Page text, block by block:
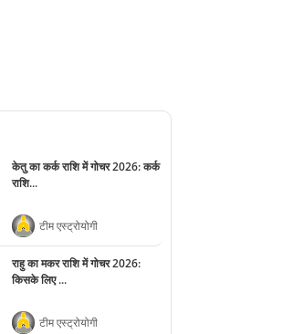
केतु का कर्क राशि में गोचर 2026: कर्क
राशि...
टीम एस्ट्रोयोगी
राहु का मकर राशि में गोचर 2026:
किसके लिए ...
टीम एस्ट्रोयोगी